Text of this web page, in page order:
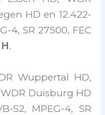
HD en 12.422-
4, SR 27500, FEC
.
Wuppertal HD,
Duisburg HD
S2, MPEG-4, SR